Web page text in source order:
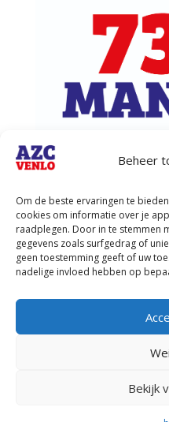
Beheer
Om de beste ervaringen te
cookies om informatie over je
raadplegen. Door in te stemmen
gegevens zoals surfgedrag of
geen toestemming geeft of uw
nadelige invloed hebben op
Bekijk
Uitleg dat er
mannen komen
Spoor 2: het
Het college van Venlo
géén spoor 2 komt.
maar klopt niet met
Spoor 1: normale
beoordeling door IND,